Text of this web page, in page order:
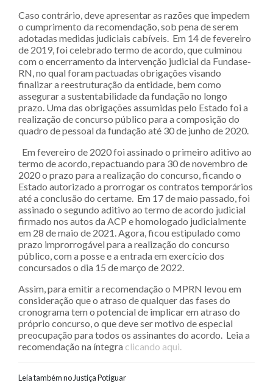
Caso contrário, deve apresentar as razões que impedem
o cumprimento da recomendação, sob pena de serem
adotadas medidas judiciais cabíveis. Em 14 de fevereiro
de 2019, foi celebrado termo de acordo, que culminou
com o encerramento da intervenção judicial da Fundase-
RN, no qual foram pactuadas obrigações visando
finalizar a reestruturação da entidade, bem como
assegurar a sustentabilidade da fundação no longo
prazo. Uma das obrigações assumidas pelo Estado foi a
realização de concurso público para a composição do
quadro de pessoal da fundação até 30 de junho de 2020.
Em fevereiro de 2020 foi assinado o primeiro aditivo ao
termo de acordo, repactuando para 30 de novembro de
2020 o prazo para a realização do concurso, ficando o
Estado autorizado a prorrogar os contratos temporários
até a conclusão do certame. Em 17 de maio passado, foi
assinado o segundo aditivo ao termo de acordo judicial
firmado nos autos da ACP e homologado judicialmente
em 28 de maio de 2021. Agora, ficou estipulado como
prazo improrrogável para a realização do concurso
público, com a posse e a entrada em exercício dos
concursados o dia 15 de março de 2022.
Assim, para emitir a recomendação o MPRN levou em
consideração que o atraso de qualquer das fases do
cronograma tem o potencial de implicar em atraso do
próprio concurso, o que deve ser motivo de especial
preocupação para todos os assinantes do acordo. Leia a
recomendação na íntegra clicando aqui.
Leia também no Justiça Potiguar